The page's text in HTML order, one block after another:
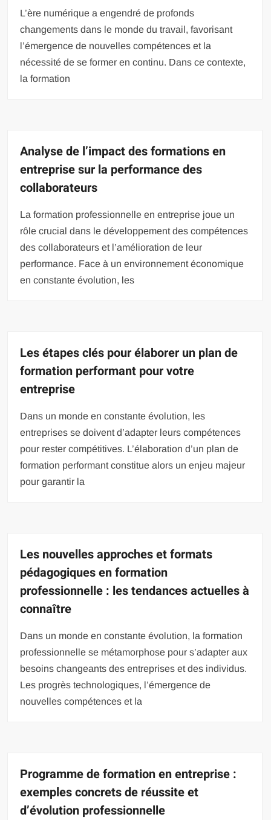
L’ère numérique a engendré de profonds
changements dans le monde du travail, favorisant
l’émergence de nouvelles compétences et la
nécessité de se former en continu. Dans ce contexte,
la formation
Analyse de l’impact des formations en
entreprise sur la performance des
collaborateurs
La formation professionnelle en entreprise joue un
rôle crucial dans le développement des compétences
des collaborateurs et l’amélioration de leur
performance. Face à un environnement économique
en constante évolution, les
Les étapes clés pour élaborer un plan de
formation performant pour votre
entreprise
Dans un monde en constante évolution, les
entreprises se doivent d’adapter leurs compétences
pour rester compétitives. L’élaboration d’un plan de
formation performant constitue alors un enjeu majeur
pour garantir la
Les nouvelles approches et formats
pédagogiques en formation
professionnelle : les tendances actuelles à
connaître
Dans un monde en constante évolution, la formation
professionnelle se métamorphose pour s’adapter aux
besoins changeants des entreprises et des individus.
Les progrès technologiques, l’émergence de
nouvelles compétences et la
Programme de formation en entreprise :
exemples concrets de réussite et
d’évolution professionnelle